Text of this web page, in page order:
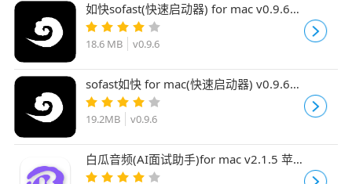
如快sofast(快速启动器) for mac v0.9.6
苹果电脑版 适用m芯片
18.6 MB v0.9.6
sofast如快 for mac(快速启动器) v0.9.6
苹果电脑版
19.2MB v0.9.6
白瓜音频(AI面试助手)for mac v2.1.5 苹
果电脑通用版